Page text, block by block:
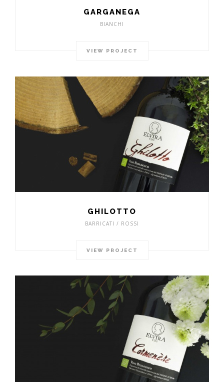
GARGANEGA
BIANCHI
VIEW PROJECT
GHILOTTO
BARRICATI / ROSSI
VIEW PROJECT